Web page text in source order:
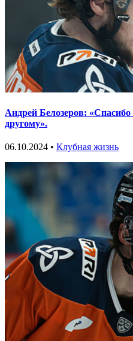
Андрей Белозеров:
другому».
06.10.2024 • Клубная жизнь